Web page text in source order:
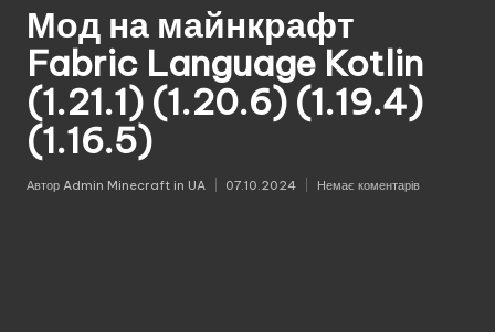
техніка,
магія.
Завантажуй
моди
для
Minecraft
перекладом,
Мод на майнкрафт
Fabric Language Kotlin
(1.21.1) (1.20.6) (1.19.4)
(1.16.5)
Опубліковано
Автор Admin Minecraft in UA 07.10.2024 Немає коментарів